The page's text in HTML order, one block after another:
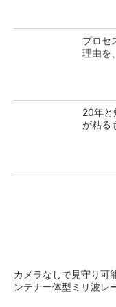
プロセ
理由を
20年と
が粘る
カメラなしで見守り
ンテナ一体型ミリ波レ